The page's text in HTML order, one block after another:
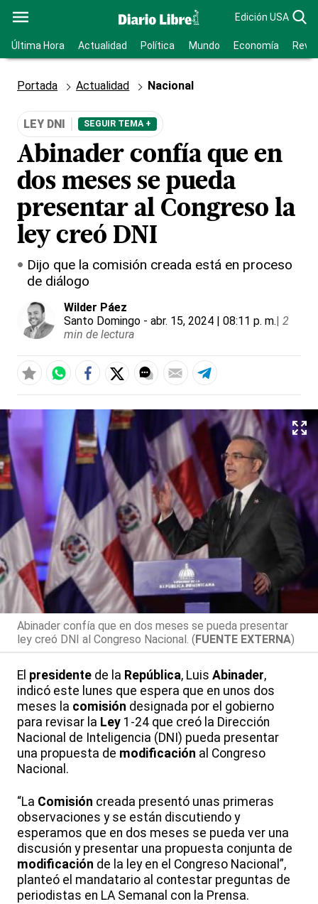
Edición USA
Última Hora Actualidad Política Mundo Economía
Portada Actualidad Nacional
LEY DNI SEGUIR TEMA +
Abinader confía que en
dos meses se pueda
presentar al Congreso la
ley creó DNI
Dijo que la comisión creada está en proceso
de diálogo
Wilder Páez
Santo Domingo - abr. 15, 2024 | 08:11 p. m.| 2
min de lectura
Abinader confía que en dos meses se pueda presentar
ley creó DNI al Congreso Nacional. (FUENTE EXTERNA)
El presidente de la República, Luis Abinader,
indicó este lunes que espera que en unos dos
meses la comisión designada por el gobierno
para revisar la Ley 1-24 que creó la Dirección
Nacional de Inteligencia (DNI) pueda presentar
una propuesta de modificación al Congreso
Nacional.
“La Comisión creada presentó unas primeras
observaciones y se están discutiendo y
esperamos que en dos meses se pueda ver una
discusión y presentar una propuesta conjunta de
modificación de la ley en el Congreso Nacional”,
planteó el mandatario al contestar preguntas de
periodistas en LA Semanal con la Prensa.